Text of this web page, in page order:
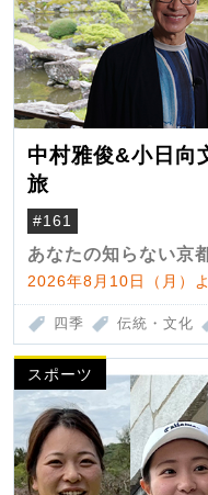
中村雅俊&小日
旅
#161
あなたの知らない京
2026年8月10日（月）
四季 伝統・文化
スポーツ